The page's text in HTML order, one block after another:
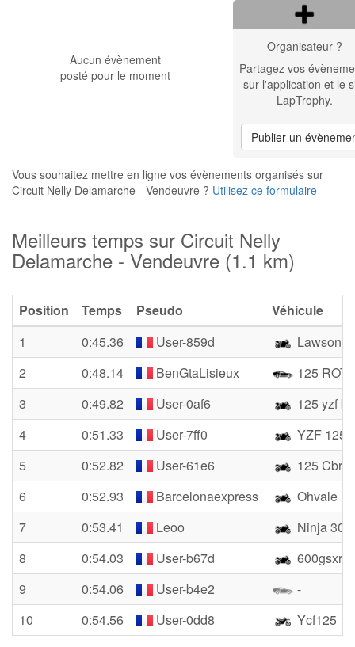
Aucun évènement
posté pour le moment
Organisateur ?
Partagez vos
sur l'application et le
LapTrophy.
Publier un
Vous souhaitez mettre en ligne vos évènements organisés sur
Circuit Nelly Delamarche - Vendeuvre ? Utilisez ce formulaire
Meilleurs temps sur Circuit Nelly
Delamarche - Vendeuvre (1.1 km)
Position Temps Pseudo
Véhicule
1
0:45.36 User-859d
Lawson
2
0:48.14 BenGtaLisieux
125
3
0:49.82 User-0af6
125 yzf
4
0:51.33 User-7ff0
YZF 125
5
0:52.82 User-61e6
125 Cbr
6
0:52.93 Barcelonaexpress
Ohvale
7
0:53.41 Leoo
Ninja 300
8
0:54.03 User-b67d
600gsxr
9
0:54.06 User-b4e2
-
10
0:54.56 User-0dd8 Ycf125